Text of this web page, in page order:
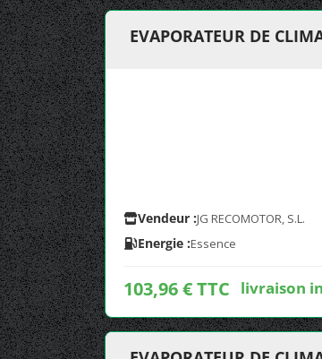
EVAPORATEUR DE
Vendeur :JG RECOMOTOR, S.L.
Energie :Essence
103,96 € TTC livraison